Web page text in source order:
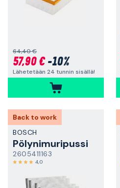
64,40 €
57,90 €-10%
Lähetetään 24 tunnin sisällä!
Back to work
BOSCH
Pölynimuripussi
2605411163
4,0